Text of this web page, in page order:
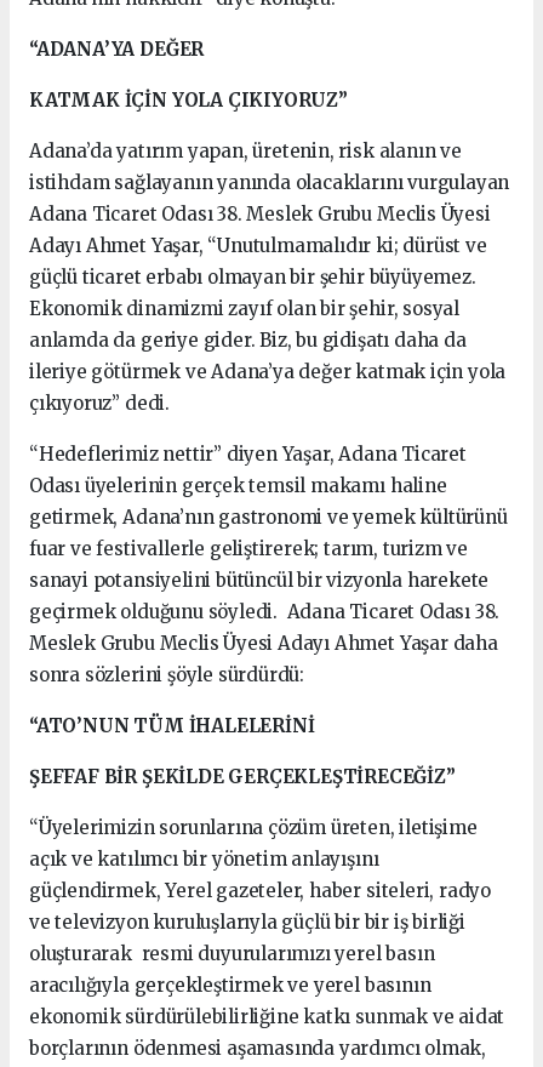
“ADANA’YA DEĞER
KATMAK İÇİN YOLA ÇIKIYORUZ”
Adana’da yatırım yapan, üretenin, risk alanın ve
istihdam sağlayanın yanında olacaklarını vurgulayan
Adana Ticaret Odası 38. Meslek Grubu Meclis Üyesi
Adayı Ahmet Yaşar, “Unutulmamalıdır ki; dürüst ve
güçlü ticaret erbabı olmayan bir şehir büyüyemez.
Ekonomik dinamizmi zayıf olan bir şehir, sosyal
anlamda da geriye gider. Biz, bu gidişatı daha da
ileriye götürmek ve Adana’ya değer katmak için yola
çıkıyoruz” dedi.
“Hedeflerimiz nettir” diyen Yaşar, Adana Ticaret
Odası üyelerinin gerçek temsil makamı haline
getirmek, Adana’nın gastronomi ve yemek kültürünü
fuar ve festivallerle geliştirerek; tarım, turizm ve
sanayi potansiyelini bütüncül bir vizyonla harekete
geçirmek olduğunu söyledi. Adana Ticaret Odası 38.
Meslek Grubu Meclis Üyesi Adayı Ahmet Yaşar daha
sonra sözlerini şöyle sürdürdü:
“ATO’NUN TÜM İHALELERİNİ
ŞEFFAF BİR ŞEKİLDE GERÇEKLEŞTİRECEĞİZ”
“Üyelerimizin sorunlarına çözüm üreten, iletişime
açık ve katılımcı bir yönetim anlayışını
güçlendirmek, Yerel gazeteler, haber siteleri, radyo
ve televizyon kuruluşlarıyla güçlü bir bir iş birliği
oluşturarak resmi duyurularımızı yerel basın
aracılığıyla gerçekleştirmek ve yerel basının
ekonomik sürdürülebilirliğine katkı sunmak ve aidat
borçlarının ödenmesi aşamasında yardımcı olmak,